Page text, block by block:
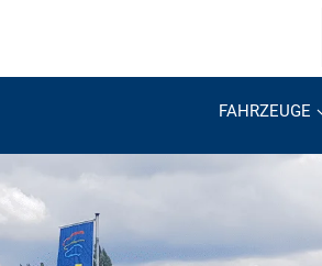
FAHRZEUGE